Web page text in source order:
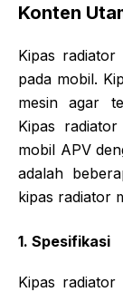
Konten
Kipas
pada mobil.
mesin agar
Kipas
mobil APV
adalah
kipas radiator
1. Spesifikasi
Kipas